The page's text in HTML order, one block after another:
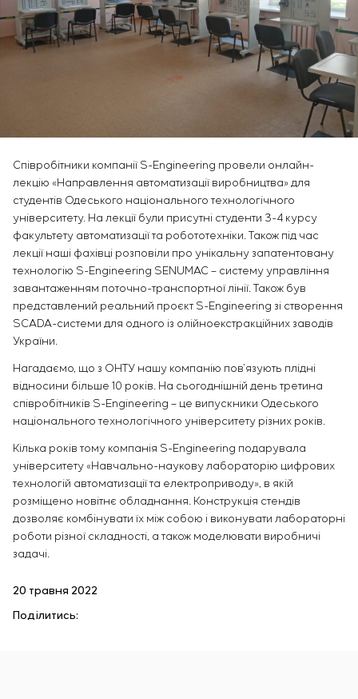
замовника
Сервісне обслуговування
Управління проєктами
управління
Розробка спеціальних алгоритмів
Розробка систем управління
Енергоаудит
Інфраструктура
Хімічна промисловість
Цементна промисловість
Sivacon S8
Simoprime
BESS
Вакансії
Стажування
Ветеранам
КОНТАКТИ
Співробітники компанії S-Engineering провели онлайн-
лекцію «Направлення автоматизації виробництва» для
студентів Одеського національного технологічного
університету. На лекції були присутні студенти 3-4 курсу
факультету автоматизації та робототехніки. Також під час
лекції наші фахівці розповіли про унікальну запатентовану
технологію S-Engineering SENUMAC – систему управління
завантаженням поточно-транспортної лінії. Також був
представлений реальний проєкт S-Engineering зі створення
SCADA-системи для одного із олійноекстракційних заводів
України.
Нагадаємо, що з ОНТУ нашу компанію пов’язують плідні
відносини більше 10 років. На сьогоднішній день третина
співробітників S-Engineering – це випускники Одеського
національного технологічного університету різних років.
Кілька років тому компанія S-Engineering подарувала
університету «Навчально-наукову лабораторію цифрових
технологій автоматизації та електроприводу», в якій
розміщено новітнє обладнання. Конструкція стендів
дозволяє комбінувати їх між собою і виконувати лабораторні
роботи різної складності, а також моделювати виробничі
задачі.
20 травня 2022
Поділитись: